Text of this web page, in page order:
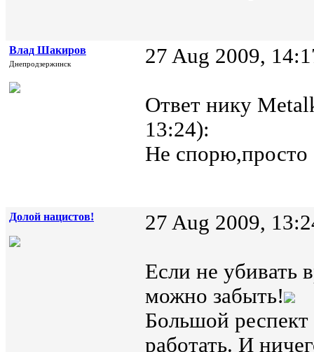
Влад Шакиров
Днепродзержинск 27 Aug 2009,
Ответ нику
13:24):
Не спорю,просто
Долой нацистов! 27 Aug 2009,
Если не убивать
можно забыть!
Большой
работать. И